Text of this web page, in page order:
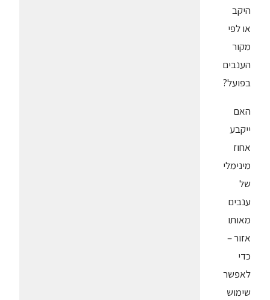
היקב
או לפי
מקור
הענבים
בפועל?
האם
ייקבע
אחוז
מינימלי
של
ענבים
מאותו
אזור –
כדי
לאפשר
שימוש